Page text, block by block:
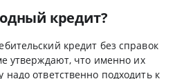
кредит?
кредит без справок
утверждают, что именно их
ответственно подходить к